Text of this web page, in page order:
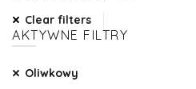
Clear filters
AKTYWNE FILTRY
Oliwkowy